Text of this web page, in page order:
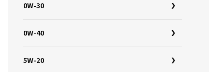
0W-30
0W-40
5W-20